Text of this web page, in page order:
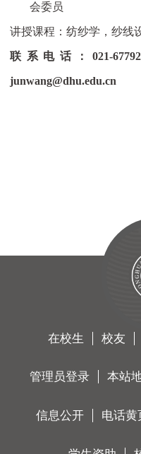
会委员
讲授课程：纺纱学，纱线
联系电话：021-
junwang@dhu.edu.cn
在校生 校友
管理员登录 本站
信息公开 电话黄